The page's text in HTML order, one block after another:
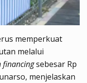
memperkuat
melalui
financingsebesar Rp
menjelaskan